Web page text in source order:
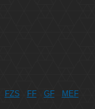
FZS FF GF
MEF